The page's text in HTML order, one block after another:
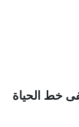
خط الحياة